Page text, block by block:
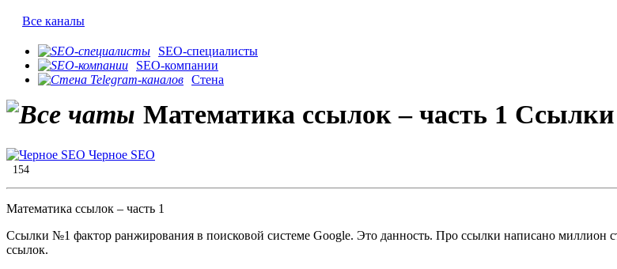
Все каналы
SEO-специалисты
SEO-компании
Стена
Математика ссылок – часть 1
Черное SEO
154
Математика ссылок – часть 1
Ссылки №1 фактор ранжирования в поисковой системе Google. Это данность. Про ссылки написано миллион
ссылок.